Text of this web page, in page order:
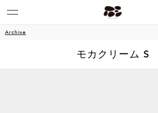
Archive
モカクリーム S